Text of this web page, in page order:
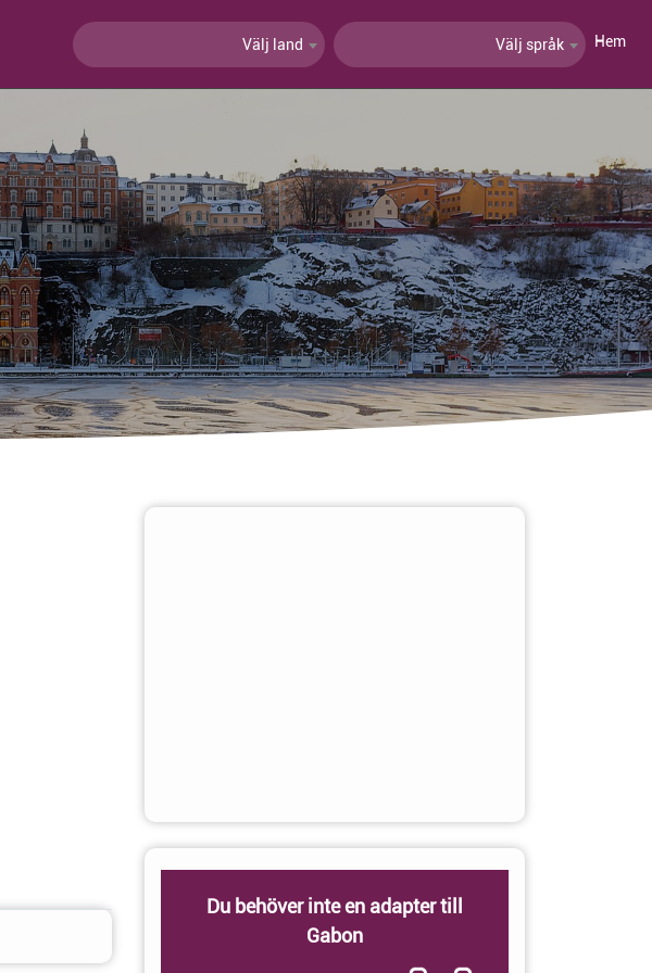
Välj land Välj språk Hem
Du behöver inte en adapter till
Gabon